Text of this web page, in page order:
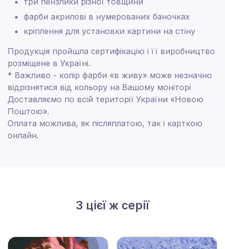
фарби акрилові в нумерованих баночках
кріплення для установки картини на стіну
Продукція пройшла сертифікацію і її виробництво
розміщене в Україні.
* Важливо - колір фарби «в живу» може незначно
відрізнятися від кольору на Вашому моніторі
Доставляємо по всій території України «Новою
Поштою».
Оплата можлива, як післяплатою, так і карткою
онлайн.
З цієї ж серії